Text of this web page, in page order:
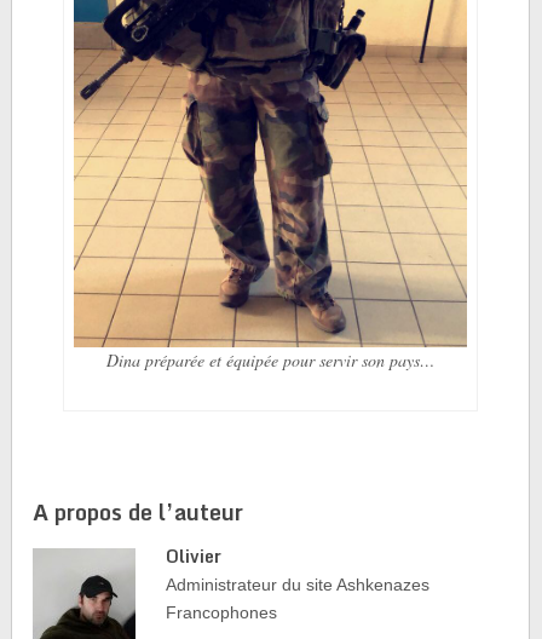
Dina préparée et équipée pour servir son pays…
A propos de l’auteur
Olivier
Administrateur du site Ashkenazes
Francophones